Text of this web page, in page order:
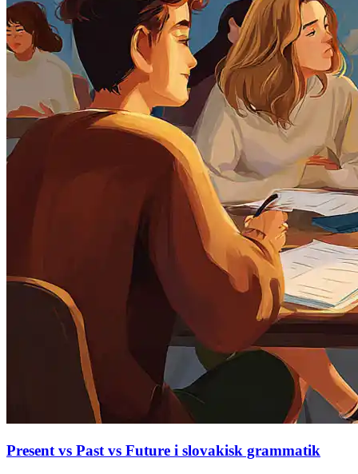
Present vs Past vs Future i slovakisk grammatik